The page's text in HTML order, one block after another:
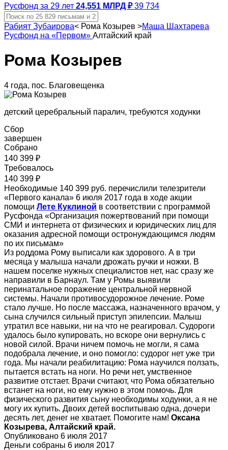
Русфонд за 29 лет 24,551 МЛРД ₽ 39 734
Рабият Зубаирова< Рома Козырев >Маша Шахтарева
Русфонд на «Первом» Алтайский край
Рома Козырев
4 года, пос. Благовещенка
детский церебральный паралич, требуются ходунки
Сбор
завершен
Собрано
140 399 ₽
Требовалось
140 399 ₽
Необходимые 140 399 руб. перечислили телезрители
«Первого канала» 6 июля 2017 года в ходе акции
помощи Лете Куклиной в соответствии с программой
Русфонда «Организация пожертвований при помощи
СМИ и интернета от физических и юридических лиц для
оказания адресной помощи остронуждающимся людям
по их письмам»
Из роддома Рому выписали как здорового. А в три
месяца у малыша начали дрожать ручки и ножки. В
нашем поселке нужных специалистов нет, нас сразу же
направили в Барнаул. Там у Ромы выявили
перинатальное поражение центральной нервной
системы. Начали противосудорожное лечение. Роме
стало лучше. Но после массажа, назначенного врачом, у
сына случился сильный приступ эпилепсии. Малыш
утратил все навыки, ни на что не реагировал. Судороги
удалось было купировать, но вскоре они вернулись с
новой силой. Врачи ничем помочь не могли, я сама
подобрала лечение, и оно помогло: судорог нет уже три
года. Мы начали реабилитацию: Рома научился ползать,
пытается встать на ноги. Но речи нет, умственное
развитие отстает. Врачи считают, что Рома обязательно
встанет на ноги, но ему нужно в этом помочь. Для
физического развития сыну необходимы ходунки, а я не
могу их купить. Двоих детей воспитываю одна, дочери
десять лет, денег не хватает. Помогите нам! Оксана
Козырева, Алтайский край.
Опубликовано 6 июля 2017
Деньги собраны 6 июля 2017